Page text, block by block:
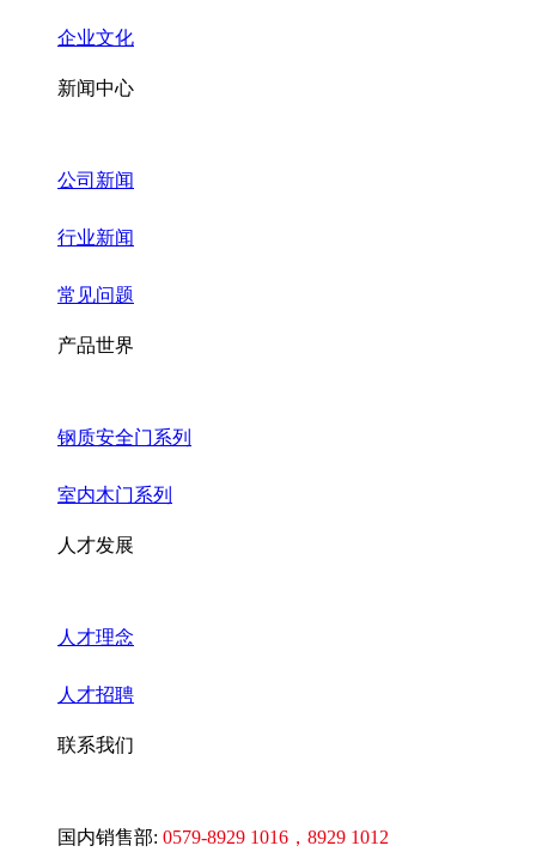
企业文化
新闻中心
公司新闻
行业新闻
常见问题
产品世界
钢质安全门系列
室内木门系列
人才发展
人才理念
人才招聘
联系我们
国内销售部: 0579-8929 1016 ，8929 1012